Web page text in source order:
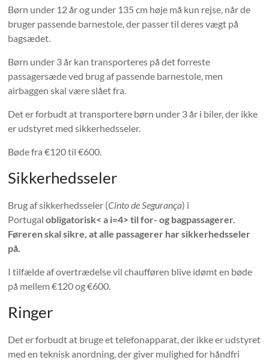
Børn under 12 år og under 135 cm høje må kun rejse, når de
bruger passende barnestole, der passer til deres vægt på
bagsædet.
Børn under 3 år kan transporteres på det forreste
passagersæde ved brug af passende barnestole, men
airbaggen skal være slået fra.
Det er forbudt at transportere børn under 3 år i biler, der ikke
er udstyret med sikkerhedsseler.
Bøde fra €120 til €600.
Sikkerhedsseler
Brug af sikkerhedsseler (Cinto de Segurança) i
Portugalobligatorisk< a i=4> til for- og bagpassagerer.
Føreren skal sikre, at alle passagerer har sikkerhedsseler
på.
I tilfælde af overtrædelse vil chaufføren blive idømt en bøde
på mellem €120 og €600.
Ringer
Det er forbudt at bruge et telefonapparat, der ikke er udstyret
med en teknisk anordning, der giver mulighed for håndfri